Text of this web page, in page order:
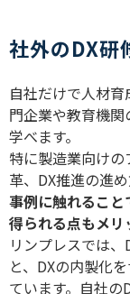
社外のDX研
自社だけで人材
門企業や教育機
学べます。
特に製造業向け
革、 DX推進の進
事例に触れるこ
得られる点もメリ
リンプレスでは、
と、 DXの内製化
ています。自社の